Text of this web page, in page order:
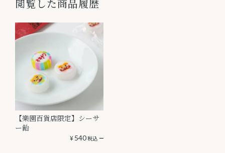
閲覧した商品履歴
【樂園百貨店限定】シーサ
ー飴
¥540税込